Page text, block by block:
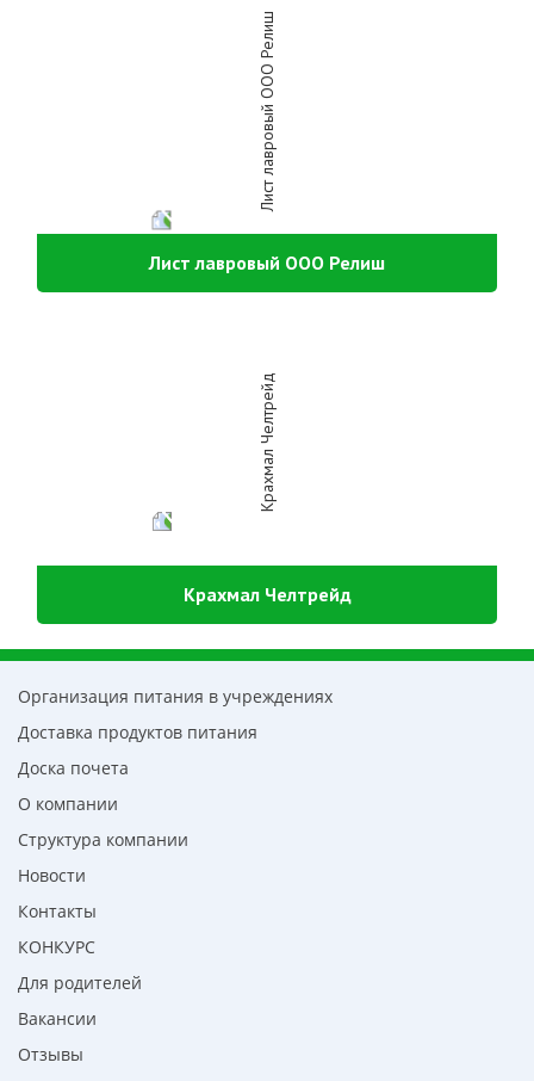
Лист лавровый ООО Релиш
Крахмал Челтрейд
Организация питания в учреждениях
Доставка продуктов питания
Доска почета
О компании
Структура компании
Новости
Контакты
КОНКУРС
Для родителей
Вакансии
Отзывы